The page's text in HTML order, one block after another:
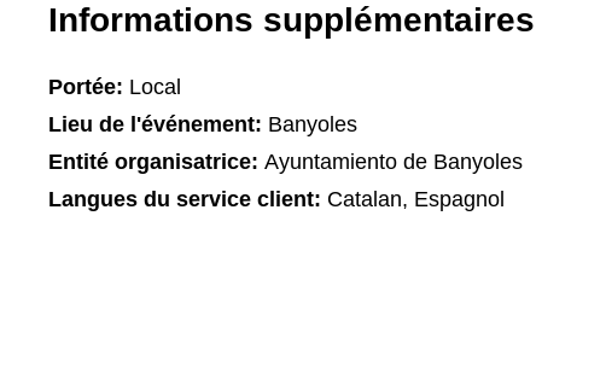
Informations supplémentaires
Portée: Local
Lieu de l'événement: Banyoles
Entité organisatrice: Ayuntamiento de Banyoles
Langues du service client: Catalan, Espagnol